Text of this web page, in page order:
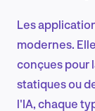
Les
modernes.
conçues pour
statiques ou
l'IA, chaque